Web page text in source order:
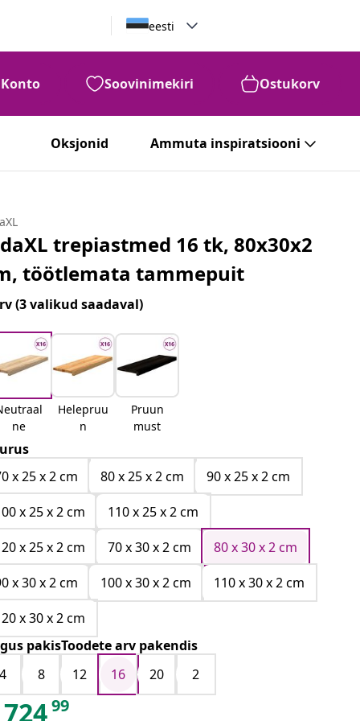
eesti
Konto Soovinimekiri Ostukorv
Oksjonid Ammuta inspiratsiooni
trepiastmed 16 tk, 80x30x2
töötlemata tammepuit
(3 valikud saadaval)
ne
Helepruu
n
Pruun
must
x 25 x 2 cm
80 x 25 x 2 cm
90 x 25 x 2 cm
x 25 x 2 cm
110 x 25 x 2 cm
x 25 x 2 cm
70 x 30 x 2 cm
80 x 30 x 2 cm
x 30 x 2 cm
100 x 30 x 2 cm
110 x 30 x 2 cm
x 30 x 2 cm
pakisToodete arv pakendis
8 12 16 20 2
72499